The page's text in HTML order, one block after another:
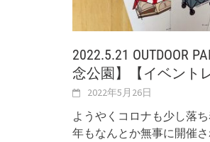
2022.5.21 OUTDOOR
念公園】【イベント
2022年5月26日
ようやくコロナも少し落
年もなんとか無事に開催さ